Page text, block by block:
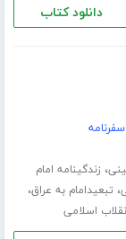
دانلود کتاب
، زندگینامه امام
، تبعیدامام به عراق،
اسلامی